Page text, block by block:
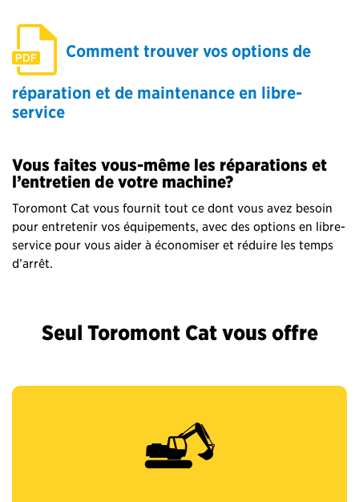
Comment trouver vos options de
réparation et de maintenance en libre-
service
Vous faites vous-même les réparations et
l’entretien de votre machine?
Toromont Cat vous fournit tout ce dont vous avez besoin
pour entretenir vos équipements, avec des options en libre-
service pour vous aider à économiser et réduire les temps
d’arrêt.
Seul Toromont Cat vous offre